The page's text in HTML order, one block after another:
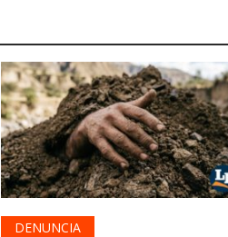
DENUNCIA